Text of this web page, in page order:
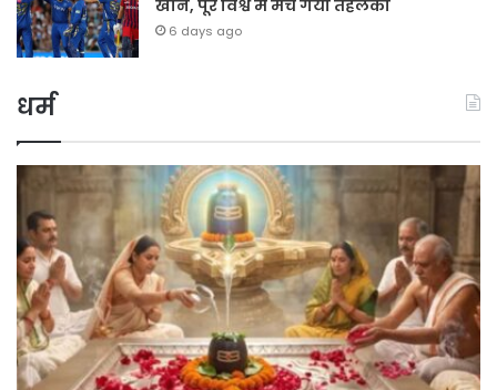
खान, पूरे विश्व में मच गया तहलका
6 days ago
धर्म